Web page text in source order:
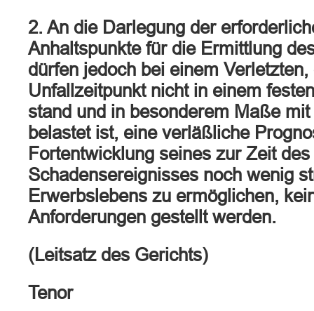
2. An die Darlegung der
Anhaltspunkte für die Ermittlung
dürfen jedoch bei einem Verletzten,
Unfallzeitpunkt nicht in einem
stand und in besonderem Maße
belastet ist, eine verläßliche
Fortentwicklung seines zur Zeit des
Schadensereignisses noch wenig
Erwerbslebens zu ermöglichen,
Anforderungen gestellt werden.
(Leitsatz des Gerichts)
Tenor